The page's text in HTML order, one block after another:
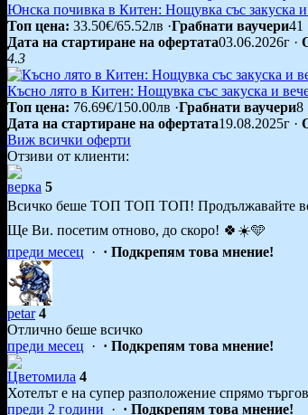
Юнска почивка в Китен: Нощувка със закуска
Топ цена: 33.50€/65.52лв ·Грабнати ваучери41
Дата на стартиране на офертата03.06.2026г ·
4.3
Късно лято в Китен: Нощувка със закуска и
Топ цена: 76.69€/150.00лв ·Грабнати ваучери8
Дата на стартиране на офертата19.08.2025г ·
Виж всички оферти
Отзиви от клиенти:
верка 5
Всичко беше ТОП ТОП ТОП! Продължавайте
Ще Ви. посетим отново, до скоро! 🍀☀️🩵
преди месец · · Подкрепям това мнение!
petar 4
Отлично беше всичко
преди месец · · Подкрепям това мнение!
Цветомила 4
Хотелът е на супер разположение спрямо
преди 2 години · · Подкрепям това мнение!